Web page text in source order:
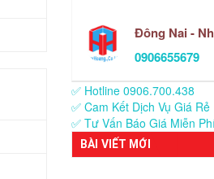
Đông Nai -
0906655679
✅ Hotline 0906.700.438
✅ Cam Kết Dịch Vụ Giá Rẻ
✅ Tư Vấn Báo Giá Miễn
BÀI VIẾT MỚI